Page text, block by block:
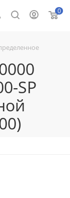
0
SP